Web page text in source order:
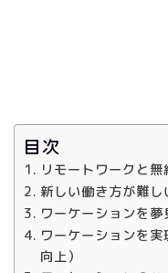
目次
リモートワークと
新しい働き方が難し
ワーケーションを
ワーケーションを
向上）